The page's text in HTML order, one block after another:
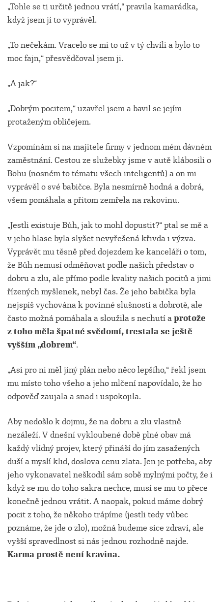
„Tohle se ti určitě jednou vrátí,“ pravila kamarádka,
když jsem jí to vyprávěl.
„To nečekám. Vracelo se mi to už v tý chvíli a bylo to
moc fajn,“ přesvědčoval jsem ji.
„A jak?“
„Dobrým pocitem,“ uzavřel jsem a bavil se jejím
protaženým obličejem.
Vzpomínám si na majitele firmy v jednom mém dávném
zaměstnání. Cestou ze služebky jsme v autě klábosili o
Bohu (nosném to tématu všech inteligentů) a on mi
vyprávěl o své babičce. Byla nesmírně hodná a dobrá,
všem pomáhala a přitom zemřela na rakovinu.
„Jestli existuje Bůh, jak to mohl dopustit?“ ptal se mě a
v jeho hlase byla slyšet nevyřešená křivda i výzva.
Vyprávět mu těsně před dojezdem ke kanceláři o tom,
že Bůh nemusí odměňovat podle našich představ o
dobru a zlu, ale přímo podle kvality našich pocitů a jimi
řízených myšlenek, nebyl čas. Že jeho babička byla
nejspíš vychována k povinné slušnosti a dobrotě, ale
často možná pomáhala a sloužila s nechutí aprotože
z toho měla špatné svědomí, trestala se ještě
vyšším „dobrem“.
„Asi pro ni měl jiný plán nebo něco lepšího,“ řekl jsem
mu místo toho všeho a jeho mlčení napovídalo, že ho
odpověď zaujala a snad i uspokojila.
Aby nedošlo k dojmu, že na dobru a zlu vlastně
nezáleží. V dnešní vykloubené době plné obav má
každý vlídný projev, který přináší do jím zasažených
duší a myslí klid, doslova cenu zlata. Jen je potřeba, aby
jeho vykonavatel neškodil sám sobě mylnými počty, že i
když se mu do toho sakra nechce, musí se mu to přece
konečně jednou vrátit. A naopak, pokud máme dobrý
pocit z toho, že někoho trápíme (jestli tedy vůbec
poznáme, že jde o zlo), možná budeme sice zdraví, ale
vyšší spravedlnost si nás jednou rozhodně najde.
Karma prostě není kravina.